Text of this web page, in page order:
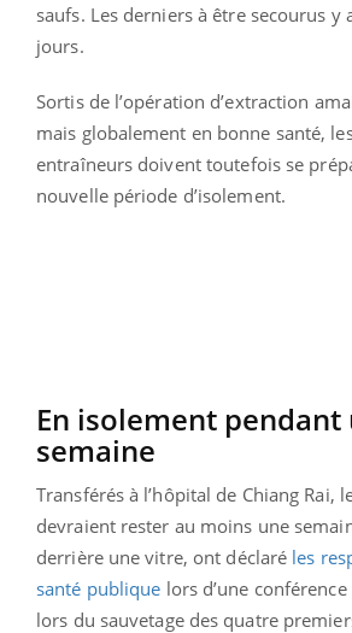
saufs. Les derniers à être secourus y
jours.
Sortis de l’opération d’extraction
mais globalement en bonne santé,
entraîneurs doivent toutefois se
nouvelle période d’isolement.
En isolement pendant
semaine
Transférés à l’hôpital de Chiang Rai,
devraient rester au moins une
derrière une vitre, ont déclaré les
santé publique lors d’une
lors du sauvetage des quatre